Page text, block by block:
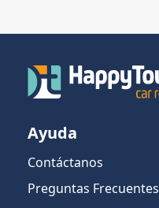
Ayuda
Contáctanos
Preguntas Frecuentes